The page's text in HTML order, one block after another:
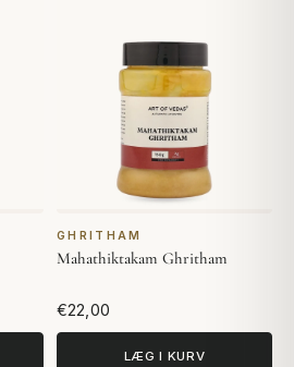
GHRITHAM
Mahathiktakam Ghritham
€22,00
LÆG I KURV